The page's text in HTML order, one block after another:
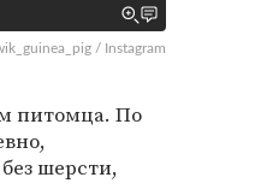
/ Instagram
питомца. По
шерсти,